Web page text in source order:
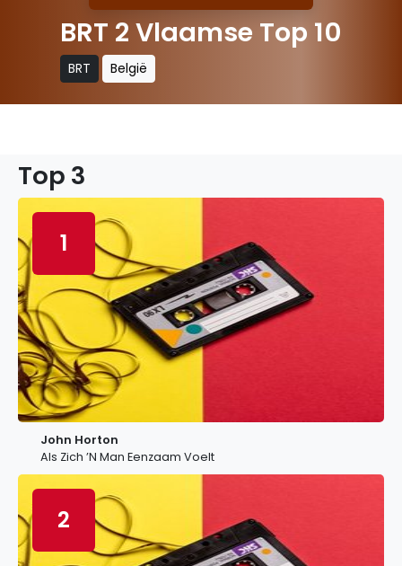
BRT 2 Vlaamse Top 10
BRT België
Top 3
1
John Horton
Als Zich ’N Man Eenzaam Voelt
2